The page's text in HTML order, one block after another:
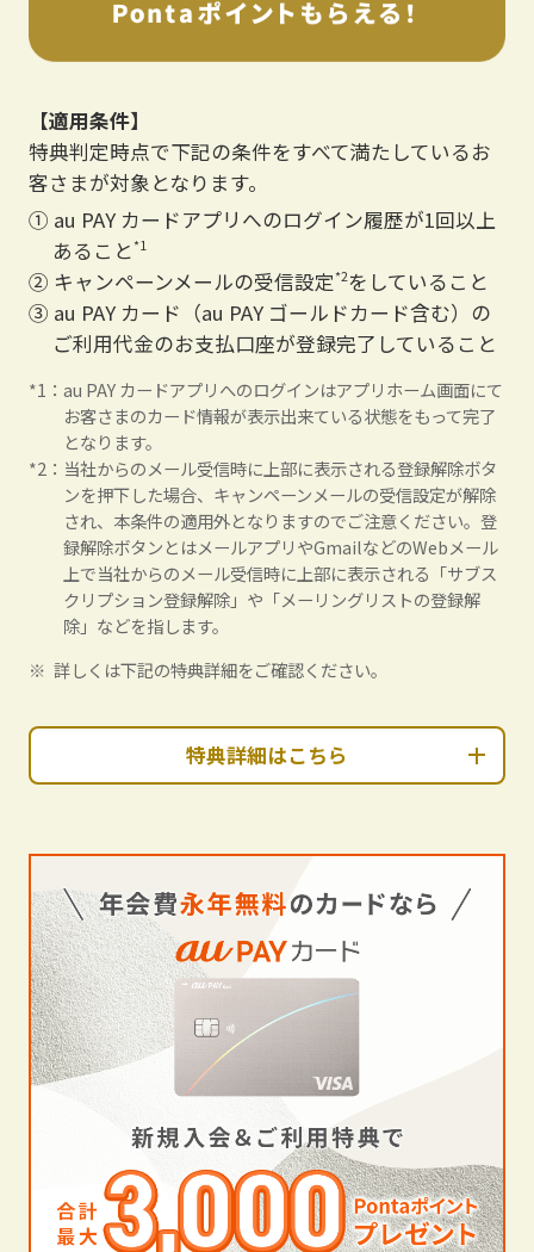
【適用条件】
特典判定時点で下記の条件をすべて満たしているお
客さまが対象となります。
① au PAY カードアプリへのログイン履歴が1回以上
あること*1
② キャンペーンメールの受信設定*2をしていること
③ au PAY カード（au PAY ゴールドカード含む）の
ご利用代金のお支払口座が登録完了していること
au PAY カードアプリへのログインはアプリホーム画面にて
お客さまのカード情報が表示出来ている状態をもって完了
となります。
当社からのメール受信時に上部に表示される登録解除ボタ
ンを押下した場合、キャンペーンメールの受信設定が解除
され、本条件の適用外となりますのでご注意ください。登
録解除ボタンとはメールアプリやGmailなどのWebメール
上で当社からのメール受信時に上部に表示される「サブス
クリプション登録解除」や「メーリングリストの登録解
除」などを指します。
詳しくは下記の特典詳細をご確認ください。
特典詳細はこちら